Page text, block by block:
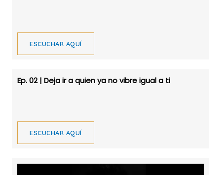
ESCUCHAR AQUÍ
Ep. 02 | Deja ir a quien ya no vibre igual a ti
ESCUCHAR AQUÍ